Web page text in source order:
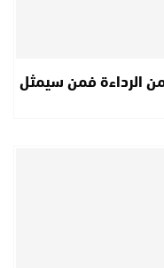
الرداءة فمن سيمثل